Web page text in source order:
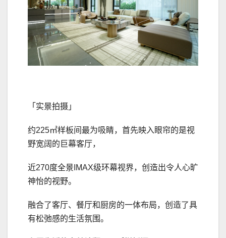
「实景拍摄」
约225㎡样板间最为吸睛，首先映入眼帘的是视
野宽阔的巨幕客厅，
近270度全景IMAX级环幕视界，创造出令人心旷
神怡的视野。
融合了客厅、餐厅和厨房的一体布局，创造了具
有松弛感的生活氛围。